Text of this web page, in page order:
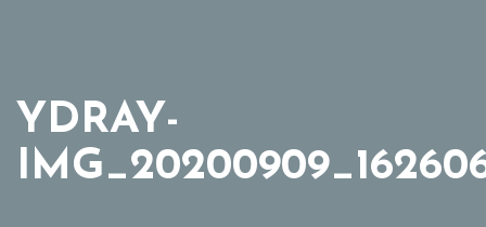
YDRAY-